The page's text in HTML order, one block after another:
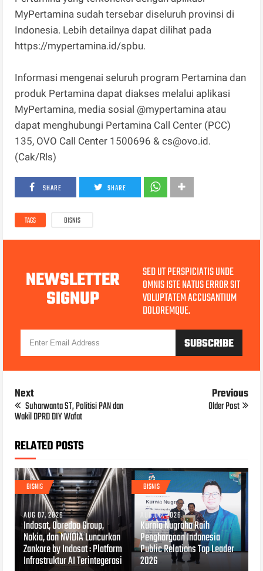
MyPertamina sudah tersebar diseluruh provinsi di
Indonesia. Lebih detailnya dapat dilihat pada
https://mypertamina.id/spbu.
Informasi mengenai seluruh program Pertamina dan
produk Pertamina dapat diakses melalui aplikasi
MyPertamina, media sosial @mypertamina atau
dapat menghubungi Pertamina Call Center (PCC)
135, OVO Call Center 1500696 & cs@ovo.id.
(Cak/Rls)
SHARE SHARE
TAGS BISNIS
NEWSLETTER
SIGNUP
SED UT PERSPICIATIS UNDE
OMNIS ISTE NATUS ERROR SIT
VOLUPTATEM ACCUSANTIUM
DOLOREMQUE.
Next
Suharwanta ST, Politisi PAN dan
Wakil DPRD DIY Wafat
Previous
Older Post
RELATED POSTS
BISNIS
AUG 07, 2026
Indosat, Ooredoo Group,
Nokia, dan NVIDIA Luncurkan
Zankore by Indosat : Platform
Infrastruktur AI Terintegerasi
BISNIS
AUG 06, 2026
Kurnia Nugraha Raih
Penghargaan Indonesia
Public Relations Top Leader
2026